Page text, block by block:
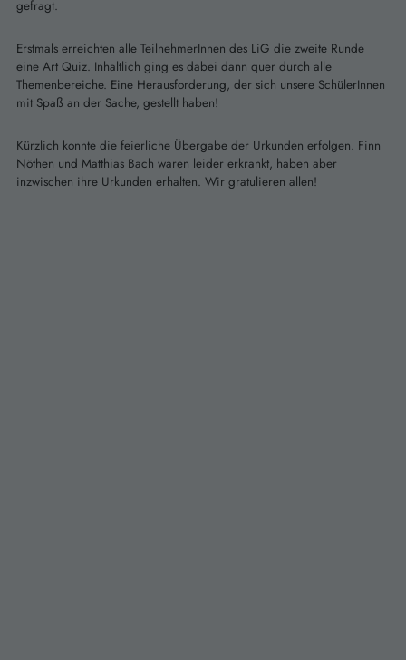
gefragt.
Erstmals erreichten alle TeilnehmerInnen des LiG die zweite Runde
eine Art Quiz. Inhaltlich ging es dabei dann quer durch alle
Themenbereiche. Eine Herausforderung, der sich unsere SchülerInnen
mit Spaß an der Sache, gestellt haben!
Kürzlich konnte die feierliche Übergabe der Urkunden erfolgen. Finn
Nöthen und Matthias Bach waren leider erkrankt, haben aber
inzwischen ihre Urkunden erhalten. Wir gratulieren allen!